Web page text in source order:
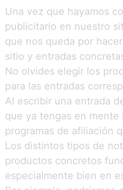
Una vez que hayamos
publicitario en nuestro
que nos queda por
sitio y entradas
No olvides elegir los
para las entradas
Al escribir una entrada
que ya tengas en mente
programas de afiliación
Los distintos tipos de
productos concretos
especialmente bien en